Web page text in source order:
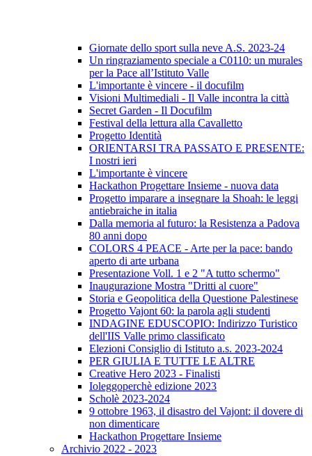
Giornate dello sport sulla neve A.S. 2023-24
Un ringraziamento speciale a C0110: un murales
per la Pace all’Istituto Valle
L'importante è vincere - il docufilm
Visioni Multimediali - Il Valle incontra la città
Secret Garden - Il Docufilm
Festival della lettura alla Cavalletto
Progetto Identità
ORIENTARSI TRA PASSATO E PRESENTE:
I nostri ieri
L'importante è vincere
Hackathon Progettare Insieme - nuova data
Progetto imparare a insegnare la Shoah: le leggi
antiebraiche in italia
Dalla memoria al futuro: la Resistenza a Padova
80 anni dopo
COLORS 4 PEACE - Arte per la pace: bando
aperto di arte urbana
Presentazione Voll. 1 e 2 "A tutto schermo"
Inaugurazione Mostra "Dritti al cuore"
Storia e Geopolitica della Questione Palestinese
Progetto Vajont 60: la parola agli studenti
INDAGINE EDUSCOPIO: Indirizzo Turistico
dell'IIS Valle primo classificato
Elezioni Consiglio di Istituto a.s. 2023-2024
PER GIULIA E TUTTE LE ALTRE
Creative Hero 2023 - Finalisti
Ioleggoperchè edizione 2023
Scholè 2023-2024
9 ottobre 1963, il disastro del Vajont: il dovere di
non dimenticare
Hackathon Progettare Insieme
Archivio 2022 - 2023